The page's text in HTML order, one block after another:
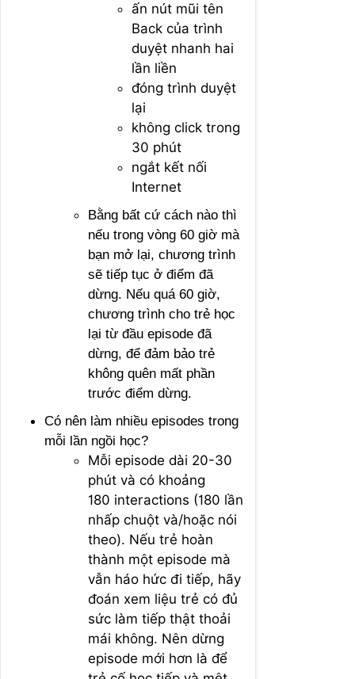
ấn nút mũi tên
Back của trình
duyệt nhanh hai
lần liền
đóng trình duyệt
lại
không click trong
30 phút
ngắt kết nối
Internet
Bằng bất cứ cách nào thì
nếu trong vòng 60 giờ mà
bạn mở lại, chương trình
sẽ tiếp tục ở điểm đã
dừng. Nếu quá 60 giờ,
chương trình cho trẻ học
lại từ đầu episode đã
dừng, để đảm bảo trẻ
không quên mất phần
trước điểm dừng.
Có nên làm nhiều episodes trong
mỗi lần ngồi học?
Mỗi episode dài 20-30
phút và có khoảng
180 interactions (180 lần
nhấp chuột và/hoặc nói
theo). Nếu trẻ hoàn
thành một episode mà
vẫn háo hức đi tiếp, hãy
đoán xem liệu trẻ có đủ
sức làm tiếp thật thoải
mái không. Nên dừng
episode mới hơn là để